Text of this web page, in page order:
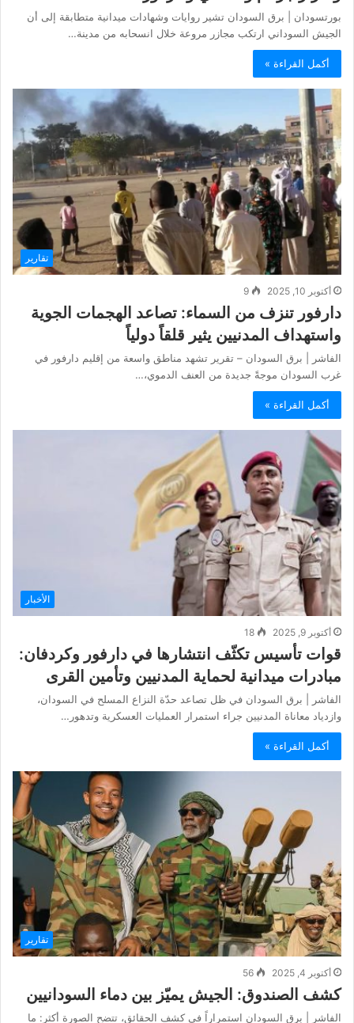
بورتسودان | برق السودان تشير روايات وشهادات ميدانية متطابقة إلى أن
الجيش السوداني ارتكب مجازر مروعة خلال انسحابه من مدينة…
أكمل القراءة »
تقارير
أكتوبر 10, 2025 9
دارفور تنزف من السماء: تصاعد الهجمات الجوية
واستهداف المدنيين يثير قلقاً دولياً
الفاشر | برق السودان – تقرير تشهد مناطق واسعة من إقليم دارفور في
غرب السودان موجةً جديدة من العنف الدموي،…
أكمل القراءة »
الأخبار
أكتوبر 9, 2025 18
قوات تأسيس تكثّف انتشارها في دارفور وكردفان:
مبادرات ميدانية لحماية المدنيين وتأمين القرى
الفاشر | برق السودان في ظل تصاعد حدّة النزاع المسلح في السودان،
وازدياد معاناة المدنيين جراء استمرار العمليات العسكرية وتدهور…
أكمل القراءة »
تقارير
أكتوبر 4, 2025 56
كشف الصندوق: الجيش يميّز بين دماء السودانيين
الفاشر | برق السودان استمراراً في كشف الحقائق، تتضح الصورة أكثر: ما